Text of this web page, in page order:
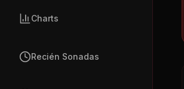
Charts
Recién Sonadas